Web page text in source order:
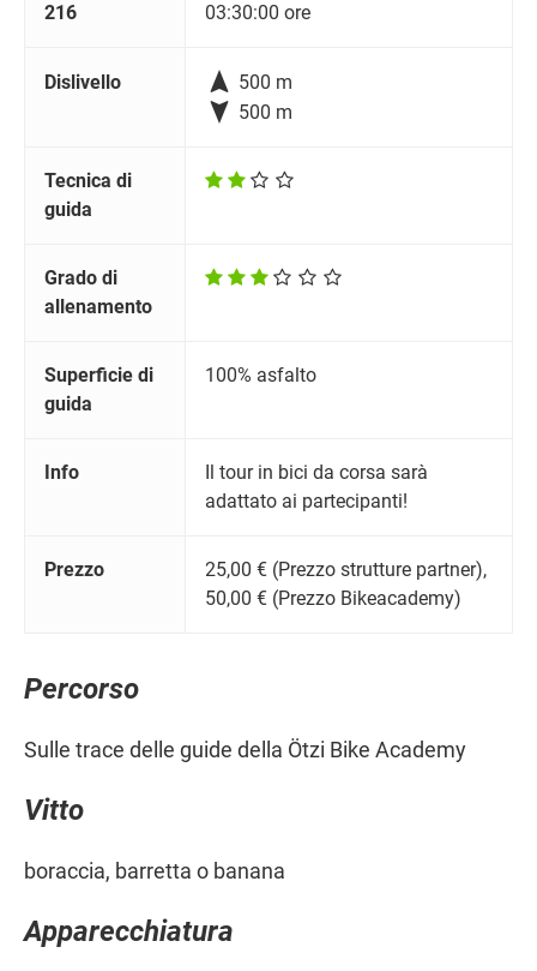
216 03:30:00 ore
Dislivello  500 m
 500 m
Tecnica di
guida
Grado di
allenamento
Superficie di
guida
100% asfalto
Info
Il tour in bici da corsa sarà
adattato ai partecipanti!
Prezzo
25,00 € (Prezzo strutture partner),
50,00 € (Prezzo Bikeacademy)
Percorso
Sulle trace delle guide della Ötzi Bike Academy
Vitto
boraccia, barretta o banana
Apparecchiatura